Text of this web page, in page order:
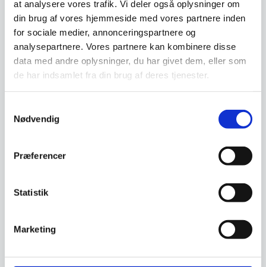
at analysere vores trafik. Vi deler også oplysninger om
din brug af vores hjemmeside med vores partnere inden
for sociale medier, annonceringspartnere og
analysepartnere. Vores partnere kan kombinere disse
data med andre oplysninger, du har givet dem, eller som
de har indsamlet fra din brug af deres tjenester.
Nødvendig
Præferencer
Statistik
Marketing
trækasse.
499,00 DKKDen
oprindelige
pris
var:
499,00 DKK.
489,00
Den
aktuelle
pris
489,00 DKK.
Vi prismatcher
Ivory brødknivBladlængde: 17
cm. Total længde: 29 cm.
299,00
Vi prismatcher
dele
ostesæt med 3 dele.
Sæt med 24 dele. 6 stk knive, 6
stk…